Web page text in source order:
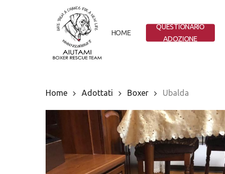
HOME
QUESTIONARIO
ADOZIONE
Home Adottati Boxer Ubalda